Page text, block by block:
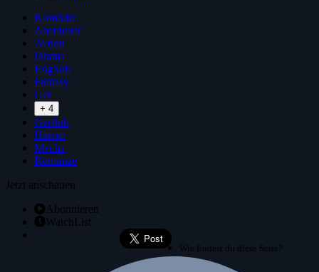
Komödie
Abenteuer
Action
Drama
EngSub
Fantasy
Ger
+ 4
GerSub
Harem
Mecha
Romanze
Jetzt anschauen
Abonnieren
WatchList
Wie findest du diese Serie?